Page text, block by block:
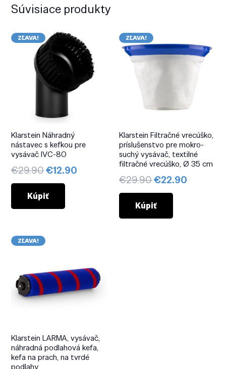
Súvisiace produkty
ZĽAVA!
Klarstein Náhradný
nástavec s kefkou pre
vysávač IVC-80
€29.90Pôvodná
cena
bola:
€29.90.
€12.90
Kúpiť
ZĽAVA!
Klarstein Filtračné vrecúško,
príslušenstvo pre mokro-
suchý vysávač, textilné
filtračné vrecúško, Ø 35 cm
€29.90Pôvodná
cena
bola:
€29.90.
€22.90
Kúpiť
ZĽAVA!
Klarstein LARMA, vysávač,
náhradná podlahová kefa,
kefa na prach, na tvrdé
podlahy